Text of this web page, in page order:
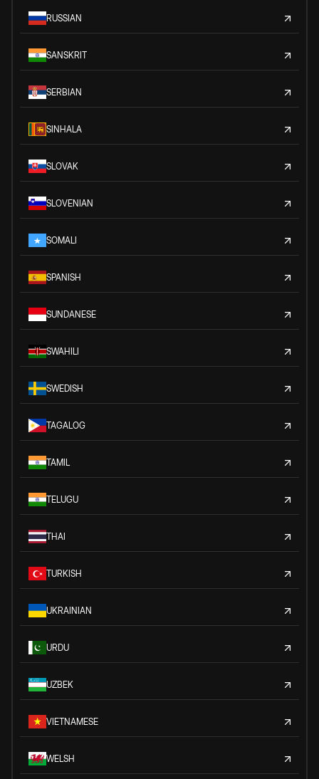
RUSSIAN
SANSKRIT
SERBIAN
SINHALA
SLOVAK
SLOVENIAN
SOMALI
SPANISH
SUNDANESE
SWAHILI
SWEDISH
TAGALOG
TAMIL
TELUGU
THAI
TURKISH
UKRAINIAN
URDU
UZBEK
VIETNAMESE
WELSH